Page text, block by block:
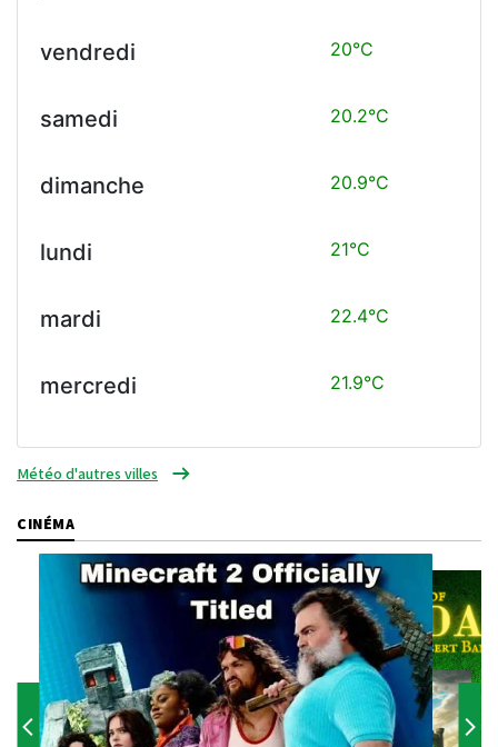
vendredi 20°C
samedi 20.2°C
dimanche 20.9°C
lundi 21°C
mardi 22.4°C
mercredi 21.9°C
Météo d'autres villes
CINÉMA